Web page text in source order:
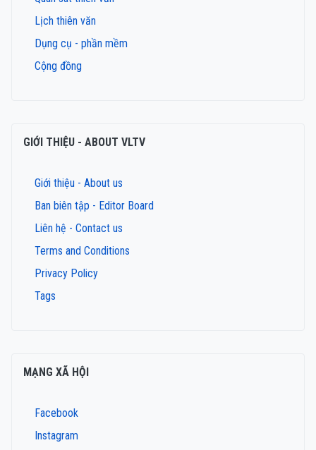
Lịch thiên văn
Dụng cụ - phần mềm
Cộng đồng
GIỚI THIỆU - ABOUT VLTV
Giới thiệu - About us
Ban biên tập - Editor Board
Liên hệ - Contact us
Terms and Conditions
Privacy Policy
Tags
MẠNG XÃ HỘI
Facebook
Instagram